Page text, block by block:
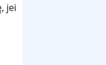
jei